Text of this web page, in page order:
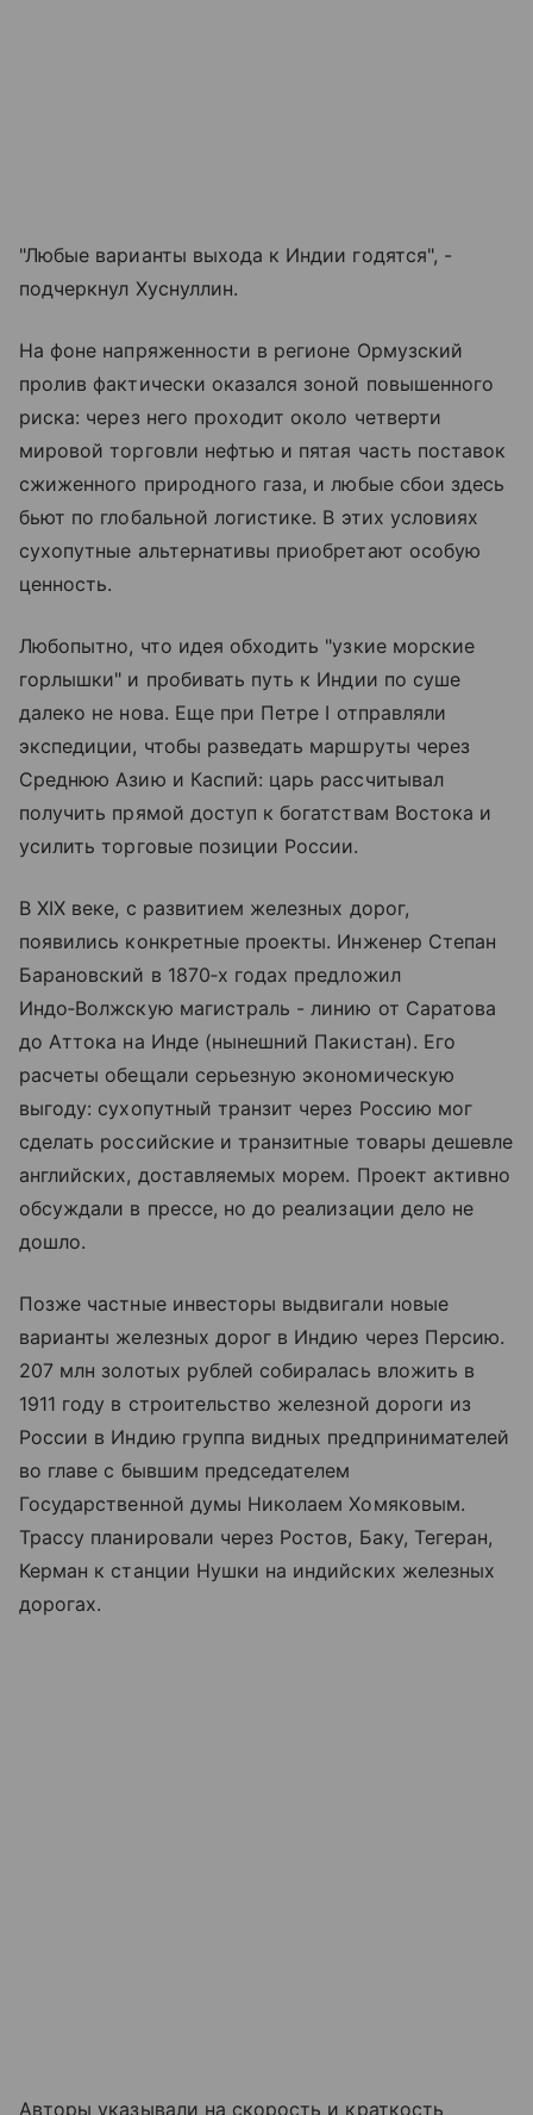
"Любые варианты выхода к Индии годятся", -
подчеркнул Хуснуллин.
На фоне напряженности в регионе Ормузский
пролив фактически оказался зоной повышенного
риска: через него проходит около четверти
мировой торговли нефтью и пятая часть поставок
сжиженного природного газа, и любые сбои здесь
бьют по глобальной логистике. В этих условиях
сухопутные альтернативы приобретают особую
ценность.
Любопытно, что идея обходить "узкие морские
горлышки" и пробивать путь к Индии по суше
далеко не нова. Еще при Петре I отправляли
экспедиции, чтобы разведать маршруты через
Среднюю Азию и Каспий: царь рассчитывал
получить прямой доступ к богатствам Востока и
усилить торговые позиции России.
В XIX веке, с развитием железных дорог,
появились конкретные проекты. Инженер Степан
Барановский в 1870‑х годах предложил
Индо‑Волжскую магистраль - линию от Саратова
до Аттока на Инде (нынешний Пакистан). Его
расчеты обещали серьезную экономическую
выгоду: сухопутный транзит через Россию мог
сделать российские и транзитные товары дешевле
английских, доставляемых морем. Проект активно
обсуждали в прессе, но до реализации дело не
дошло.
Позже частные инвесторы выдвигали новые
варианты железных дорог в Индию через Персию.
207 млн золотых рублей собиралась вложить в
1911 году в строительство железной дороги из
России в Индию группа видных предпринимателей
во главе с бывшим председателем
Государственной думы Николаем Хомяковым.
Трассу планировали через Ростов, Баку, Тегеран,
Керман к станции Нушки на индийских железных
дорогах.
Авторы указывали на скорость и краткость